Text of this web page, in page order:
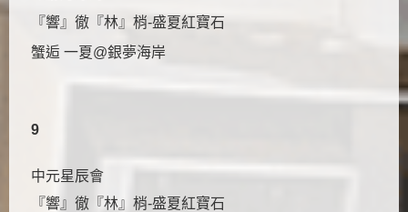
『響』徹『林』梢-盛夏紅寶石
蟹逅 一夏@銀夢海岸
9
中元星辰會
『響』徹『林』梢-盛夏紅寶石